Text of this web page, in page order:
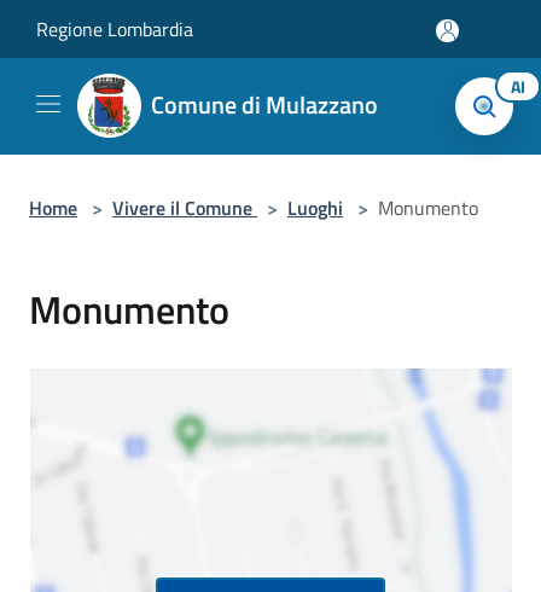
Regione Lombardia
Comune di Mulazzano AI
Home > Vivere il Comune > Luoghi > Monumento
Monumento